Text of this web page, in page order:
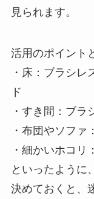
見られます。
活用のポイント
・床：ブラシレ
ド
・すき間：ブラ
・布団やソファ
・細かいホコリ
といったように
決めておくと、